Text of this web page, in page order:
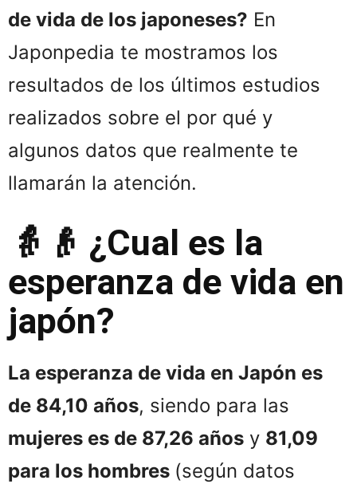
de vida de los japoneses? En
Japonpedia te mostramos los
resultados de los últimos estudios
realizados sobre el por qué y
algunos datos que realmente te
llamarán la atención.
👵👴 ¿Cual es la
esperanza de vida en
japón?
La esperanza de vida en Japón es
de 84,10 años, siendo para las
mujeres es de 87,26 años y 81,09
para los hombres (según datos